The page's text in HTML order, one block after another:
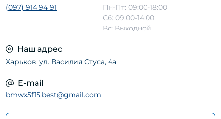
(097) 914 94 91
Пн-Пт: 09:00-18:00
Сб: 09:00-14:00
Вс: Выходной
Наш адрес
Харьков, ул. Василия Стуса, 4а
E-mail
bmwx5f15.best@gmail.com